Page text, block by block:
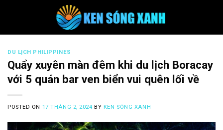
DU LỊCH PHILIPPINES
Quẩy xuyên màn đêm khi du lịch Boracay
với 5 quán bar ven biển vui quên lối về
POSTED ON 17 THÁNG 2, 2024 BY KEN SÓNG XANH